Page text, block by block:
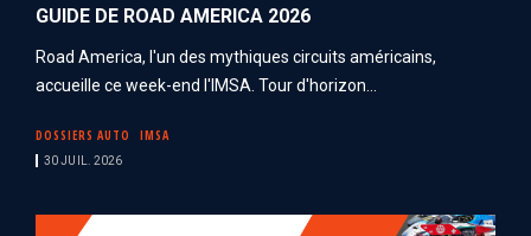
GUIDE DE ROAD AMERICA 2026
Road America, l'un des mythiques circuits américains,
accueille ce week-end l'IMSA. Tour d'horizon...
DOSSIERS AUTO IMSA
30 JUIL. 2026